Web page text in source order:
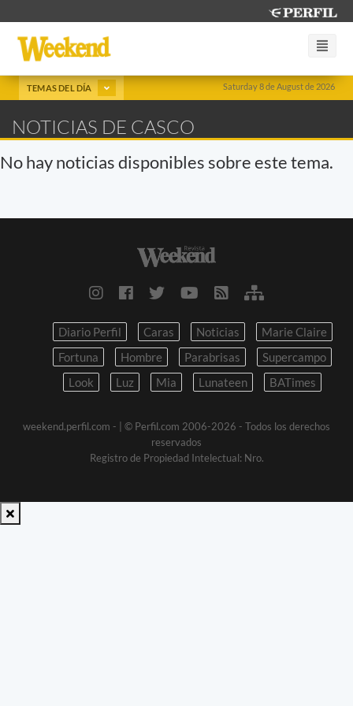
Saturday 8 de August de 2026
TEMAS DEL DÍA
NOTICIAS DE CASCO
No hay noticias disponibles sobre este tema.
Diario Perfil Caras Noticias
Marie Claire
Fortuna
Hombre Parabrisas
Supercampo
Look
Luz Mia Lunateen BATimes
weekend.perfil.com -
| © Perfil.com 2006-2026 - Todos los derechos
reservados
Registro de Propiedad Intelectual: Nro.